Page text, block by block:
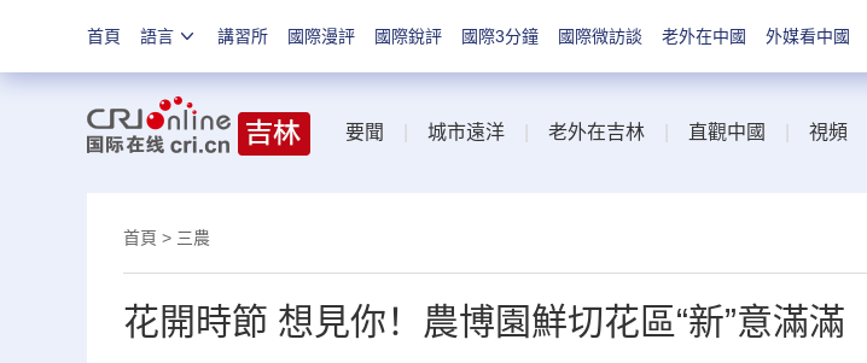
首頁 語言 講習所 國際漫評 國際銳評 國際3分鐘 國際微訪談 老外在中國 外媒看中國
要聞 城市遠洋 老外在吉林 直觀中國 視頻
首頁 > 三農
花開時節 想見你！農博園鮮切花區“新”意滿滿